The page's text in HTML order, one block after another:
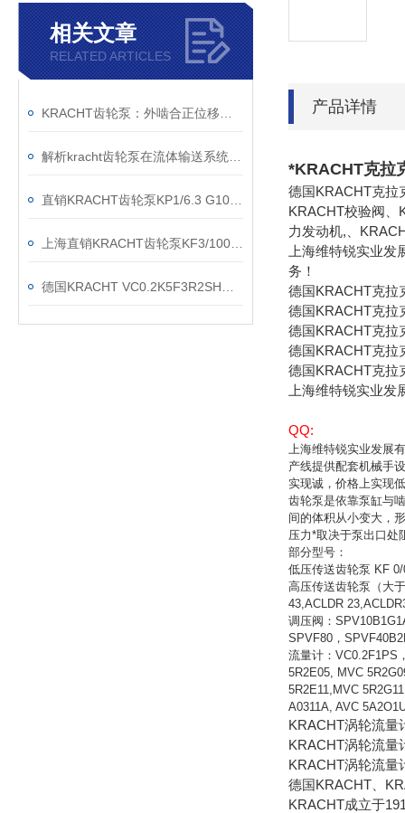
相关文章
RELATED ARTICLES
产品详情
*KRACHT克拉
德国KRACHT克拉
KRACHT校验阀、
力发动机,、
上海维特锐实业
务！
德国KRACHT克拉
德国KRACHT克拉
德国KRACHT克
德国KRACHT克拉
德国KRACHT克拉
上海维特锐实业发
QQ:
上海维特锐实业发展
产线提供配套机械手
实现诚，价格上实现
齿轮泵是依靠泵缸与
间的体积从小变大，
压力*取决于泵出口处
部分型号：
低压传送齿轮泵 KF
高压传送齿轮泵（大
43,ACLDR
调压阀：
SPVF80，
流量计：VC0.2F1PS
5R2E05, MVC
5R2E11,MVC
A0311A, AVC
KRACHT涡轮流
KRACHT涡轮流量
KRACHT涡轮流量
德国KRACHT、
KRACHT成立于